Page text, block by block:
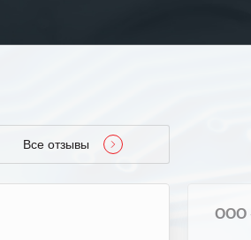
Все отзывы
ООО